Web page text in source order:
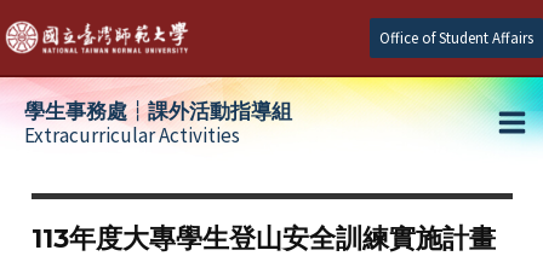
Skip
to
content
Office of Student Affairs
學生事務處┆課外活動指導組
Extracurricular Activities
113年度大專學生登山安全訓練實施計畫